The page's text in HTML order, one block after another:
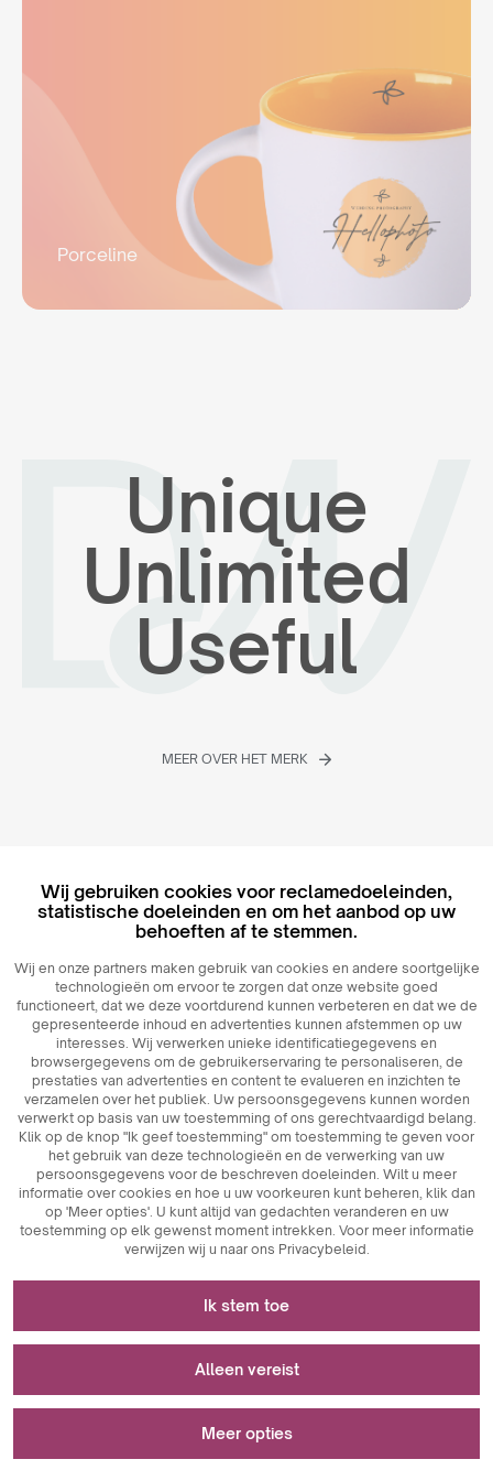
Porceline
Unique
Unlimited
Useful
MEER OVER HET MERK
Ontdek het merk
Candlesphere
Wij gebruiken cookies voor reclamedoeleinden,
statistische doeleinden en om het aanbod op uw
behoeften af ​​te stemmen.
Wij en onze partners maken gebruik van cookies en andere soortgelijke
technologieën om ervoor te zorgen dat onze website goed
functioneert, dat we deze voortdurend kunnen verbeteren en dat we de
gepresenteerde inhoud en advertenties kunnen afstemmen op uw
interesses. Wij verwerken unieke identificatiegegevens en
browsergegevens om de gebruikerservaring te personaliseren, de
prestaties van advertenties en content te evalueren en inzichten te
verzamelen over het publiek. Uw persoonsgegevens kunnen worden
verwerkt op basis van uw toestemming of ons gerechtvaardigd belang.
Klik op de knop "Ik geef toestemming" om toestemming te geven voor
het gebruik van deze technologieën en de verwerking van uw
persoonsgegevens voor de beschreven doeleinden. Wilt u meer
informatie over cookies en hoe u uw voorkeuren kunt beheren, klik dan
op 'Meer opties'. U kunt altijd van gedachten veranderen en uw
toestemming op elk gewenst moment intrekken. Voor meer informatie
verwijzen wij u naar ons Privacybeleid.
Noodzakelijk voor het functioneren van de
Cookies die noodzakelijk zijn voor de technische werking
zijn sleutelelementen die zorgen voor de goede werking
van de website. Hiertoe behoren sessie-identificatoren
pagina's bezoekt. Zo wordt de consistentie van de sessie
Wordt gebruikt voor meting en statistische
Analytische cookies zijn een belangrijk hulpmiddel om
Wordt gebruikt om advertenties weer te geven
Ik stem toe
Alleen vereist
Meer opties